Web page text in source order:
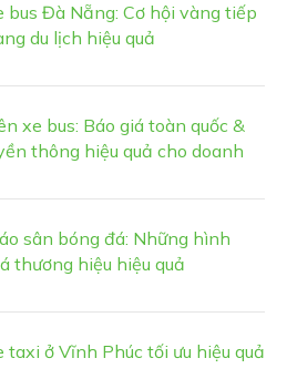
bus Đà Nẵng: Cơ hội vàng tiếp
du lịch hiệu quả
xe bus: Báo giá toàn quốc &
thông hiệu quả cho doanh
sân bóng đá: Những hình
thương hiệu hiệu quả
taxi ở Vĩnh Phúc tối ưu hiệu quả